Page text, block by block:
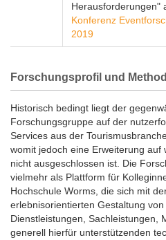
Herausforderungen"
Konferenz
2019
Forschungsprofil und
Historisch bedingt liegt der
Forschungsgruppe auf der
Services aus der
womit jedoch eine Erweiterung auf
nicht ausgeschlossen ist. Die
vielmehr als Plattform für
Hochschule Worms, die sich mit
erlebnisorientierten Gestaltung
Dienstleistungen, Sachleistungen,
generell hierfür unterstützenden